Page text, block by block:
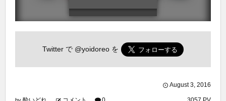
Twitter で @yoidoreo を
August 3, 2016